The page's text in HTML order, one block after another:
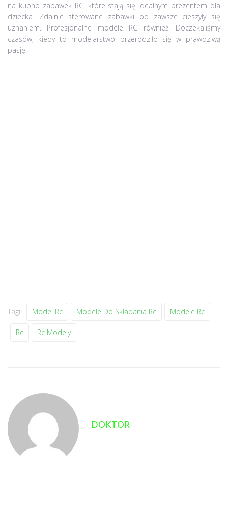
na kupno zabawek RC, które stają się idealnym prezentem dla
dziecka. Zdalnie sterowane zabawki od zawsze cieszyły się
uznaniem. Profesjonalne modele RC również. Doczekaliśmy
czasów, kiedy to modelarstwo przerodziło się w prawdziwą
pasję.
Tagi: Model Rc Modele Do Składania Rc Modele Rc
Rc Rc Modely
DOKTOR